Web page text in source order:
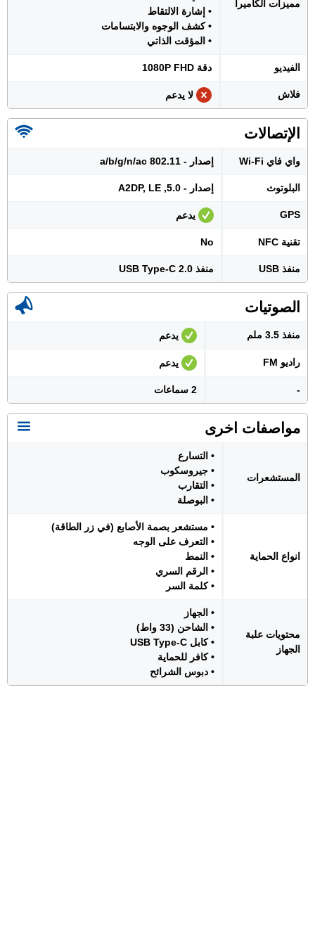
مميزات الكاميرا
• إشارة الالتقاط
• كشف الوجوه والابتسامات
• المؤقت الذاتي
الفيديو دقة 1080P FHD
فلاش لا يدعم
الإتصالات
واي فاي Wi-Fi إصدار - 802.11 a/b/g/n/ac
البلوتوث إصدار - 5.0, A2DP, LE
GPS يدعم
تقنية NFC No
منفذ USB منفذ USB Type-C 2.0
الصوتيات
منفذ 3.5 ملم يدعم
راديو FM يدعم
- 2 سماعات
مواصفات اخرى
المستشعرات
• التسارع
• جيروسكوب
• التقارب
• البوصلة
انواع الحماية
• مستشعر بصمة الأصابع (في زر الطاقة)
• التعرف على الوجه
• النمط
• الرقم السري
• كلمة السر
محتويات علبة
الجهاز
• الجهاز
• الشاحن (33 واط)
• كابل USB Type-C
• كافر للحماية
• دبوس الشرائح